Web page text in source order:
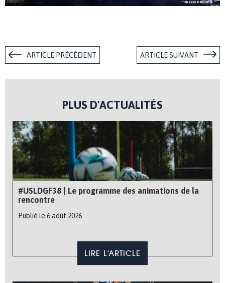
ARTICLE PRÉCÉDENT ARTICLE SUIVANT
PLUS D'ACTUALITÉS
#USLDGF38 | Le programme des animations de la
rencontre
Publié le 6 août 2026
LIRE L'ARTICLE